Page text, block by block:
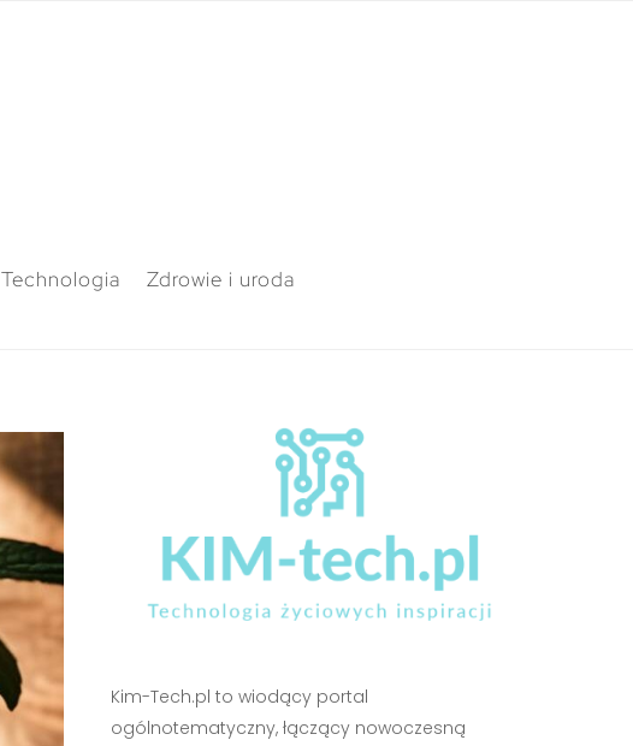
Technologia Zdrowie i uroda
Kim-Tech.pl to wiodący portal
ogólnotematyczny, łączący nowoczesną